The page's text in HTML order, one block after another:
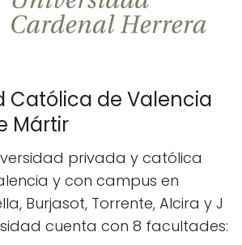
Católica de Valencia
Mártir
privada y católica
y con campus en
Burjasot, Torrente, Alcira y J
cuenta con 8 facultades: